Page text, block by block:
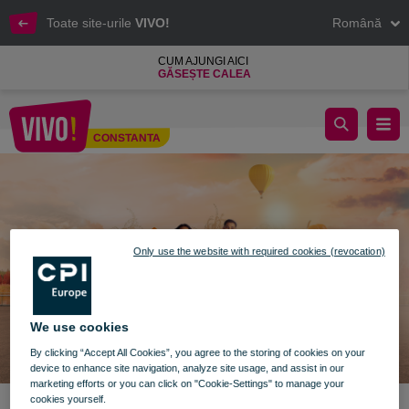
Toate site-urile VIVO! Română
CUM AJUNGI AICI
GĂSEȘTE CALEA
CONSTANTA
Descoperă colecțiile toamnei la VIVO!
We use cookies
By clicking “Accept All Cookies”, you agree to the storing of cookies on your
device to enhance site navigation, analyze site usage, and assist in our
marketing efforts or you can click on "Cookie-Settings" to manage your
cookies yourself.
Only use the website with required cookies (revocation)